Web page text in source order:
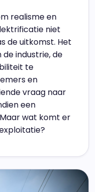
realisme en
niet
de uitkomst. Het
industrie, de
te
en
vraag naar
een
wat komt er